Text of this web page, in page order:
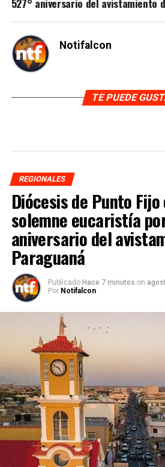
Notifalcon
TE PUEDE
REGIONALES
Diócesis de Punto
solemne eucaristía
aniversario del
Paraguaná
Publicado Hace 7 minutos on
Por Notifalcon